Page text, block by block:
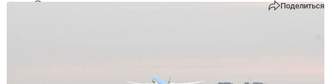
Поделиться